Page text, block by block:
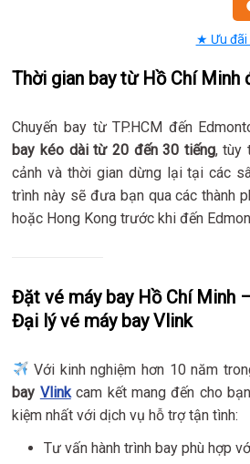
★ Ưu đãi
Thời gian bay từ Hồ Chí Minh
Chuyến bay từ TP.HCM đến
bay kéo dài từ 20 đến 30 tiếng, tùy
cảnh và thời gian dừng lại tại các
trình này sẽ đưa bạn qua các thành
hoặc Hong Kong trước khi đến
Đặt vé máy bay Hồ Chí Minh
Đại lý vé máy bay Vlink
Với kinh nghiệm hơn 10 năm
bay Vlinkcam kết mang đến cho
kiệm nhất với dịch vụ hỗ trợ tận tình:
Tư vấn hành trình bay phù hợp